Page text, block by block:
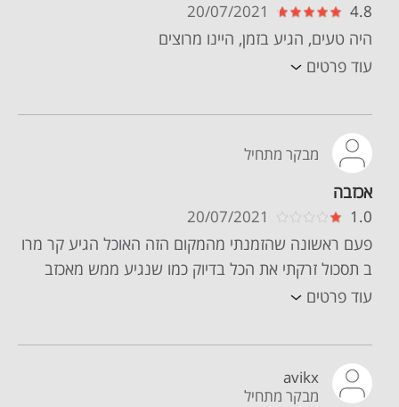
4.8
20/07/2021
היה טעים, הגיע בזמן, היינו מרוצים
עוד פרטים
מבקר מתחיל
אכזבה
1.0
20/07/2021
פעם ראשונה שהזמנתי מהמקום הזה האוכל הגיע קר מרו
ב תסכול זרקתי את הכל בדיוק כמו שנגיע ממש מאכזב
עוד פרטים
avikx
מבקר מתחיל